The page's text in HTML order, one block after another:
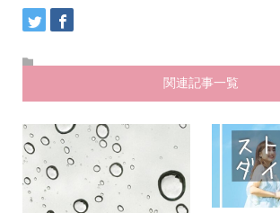
関連記事一覧